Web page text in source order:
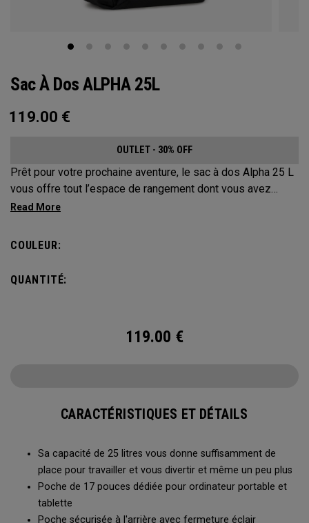
Sac À Dos ALPHA 25L
119.00 €
OUTLET - 30% OFF
Prêt pour votre prochaine aventure, le sac à dos Alpha 25 L
vous offre tout l’espace de rangement dont vous avez
besoin sans compromettre votre style. Doté d’un
bouteille d’eau et d’une poche avant pour ranger vos
échapper le temps d’un week-end.
COULEUR:
QUANTITÉ:
119.00 €
CARACTÉRISTIQUES ET DÉTAILS
Sa capacité de 25 litres vous donne suffisamment de
place pour travailler et vous divertir et même un peu plus
Poche de 17 pouces dédiée pour ordinateur portable et
tablette
Poche sécurisée à l'arrière avec fermeture éclair